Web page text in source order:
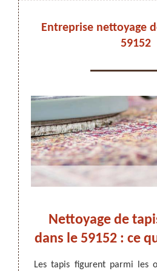
Entreprise nettoyage
59152
à
Nettoyage de
dans le 59152 : ce
Les tapis figurent parmi les